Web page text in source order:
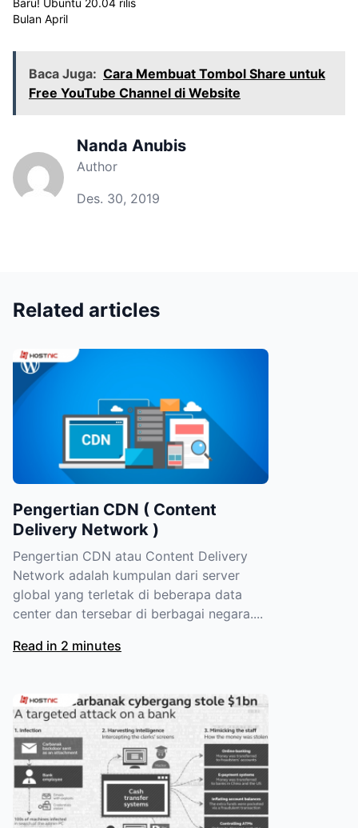
Baru! Ubuntu 20.04 rilis
Bulan April
Baca Juga: Cara Membuat Tombol Share untuk
Free YouTube Channel di Website
Nanda Anubis
Author
Des. 30, 2019
Related articles
Pengertian CDN ( Content
Delivery Network )
Pengertian CDN atau Content Delivery
Network adalah kumpulan dari server
global yang terletak di beberapa data
center dan tersebar di berbagai negara....
Read in 2 minutes